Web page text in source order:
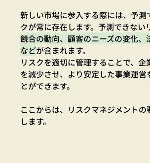
新しい市場に参入する際には、予測
クが常に存在します。予測できない
競合の動向、顧客のニーズの変化、
などが含まれます。
リスクを適切に管理することで、企
を減少させ、より安定した事業運営
とができます。
ここからは、リスクマネジメント
します。